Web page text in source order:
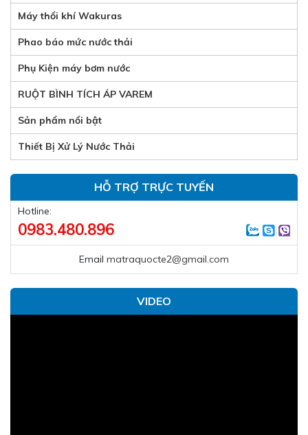
Máy thổi khí Wakuras
Phao báo mức nước thải
Phụ Kiện máy bơm nước
RUỘT BÌNH TÍCH ÁP VAREM
Sản phẩm nổi bật
Thiết Bị Xử Lý Nước Thải
HỖ TRỢ TRỰC TUYẾN
Hotline:
0983.480.896
Email matraquocte2@gmail.com
VIDEO